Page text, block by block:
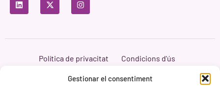
Gestionar el consentiment
Política de privacitat
Condicions d'ús
Branding i Web ASH Proyectos Creativos